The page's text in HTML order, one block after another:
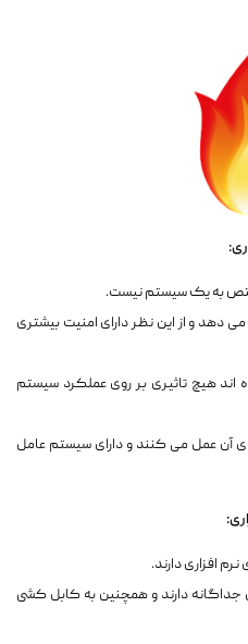
به یک سیستم نیست.
دهد و از این نظر دارای امنیت بیشتری
اند هیچ تاثیری بر روی عملکرد سیستم
آن عمل می کنند و دارای سیستم عامل
افزاری دارند.
جداگانه دارند و همچنین به کابل کشی